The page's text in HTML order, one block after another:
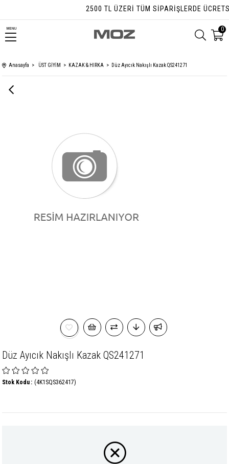
2500 TL ÜZERI TÜM SIPARIŞLERDE
MENU 0
Anasayfa ÜST GİYİM KAZAK & HIRKA Düz Ayıcık Nakışlı Kazak QS241271
Düz Ayıcık Nakışlı Kazak QS241271
(4K1SQS362417)
Stok Kodu